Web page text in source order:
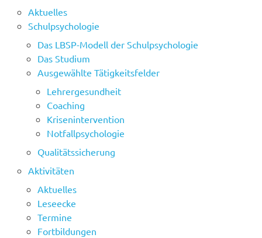
Aktuelles
Schulpsychologie
Das LBSP-Modell der Schulpsychologie
Das Studium
Ausgewählte Tätigkeitsfelder
Lehrergesundheit
Coaching
Krisenintervention
Notfallpsychologie
Qualitätssicherung
Aktivitäten
Aktuelles
Leseecke
Termine
Fortbildungen